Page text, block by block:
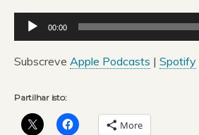
Reprodutor
de
áudio
00:00
Subscreve Apple Podcasts | Spotify
Partilhar isto:
More